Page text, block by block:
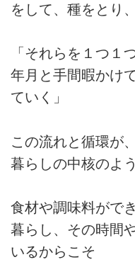
をして、種をとり
「それらを１つ１
年月と手間暇かけ
ていく」
この流れと循環が
暮らしの中核のよ
食材や調味料がで
暮らし、その時間
いるからこそ